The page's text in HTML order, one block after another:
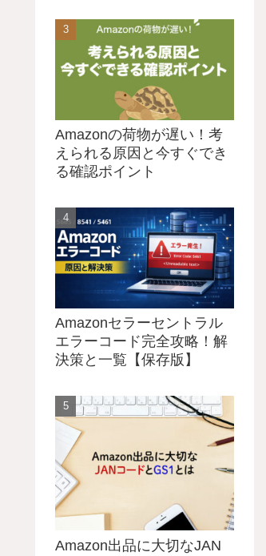
Amazonの荷物が遅い！考
えられる原因と今すぐでき
る確認ポイント
Amazonセラーセントラル
エラーコード完全攻略！解
決策と一覧【保存版】
Amazon出品に大切なJAN